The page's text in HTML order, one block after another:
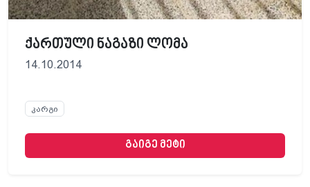
ქართული ნაგაზი ლომა
14.10.2014
კარგი
გაიგე მეტი